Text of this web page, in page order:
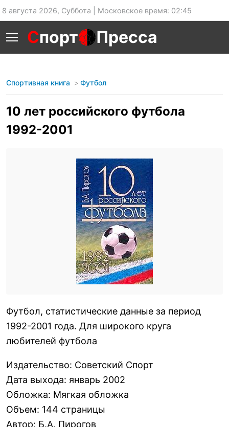
8 августа 2026, Суббота | Московское время: 02:45
Спорт Пресса
Спортивная книга Футбол
10 лет российского футбола
1992-2001
Футбол, статистические данные за период
1992-2001 года. Для широкого круга
любителей футбола
Издательство: Советский Спорт
Дата выхода: январь 2002
Обложка: Мягкая обложка
Объем: 144 страницы
Автор: Б.А. Пирогов